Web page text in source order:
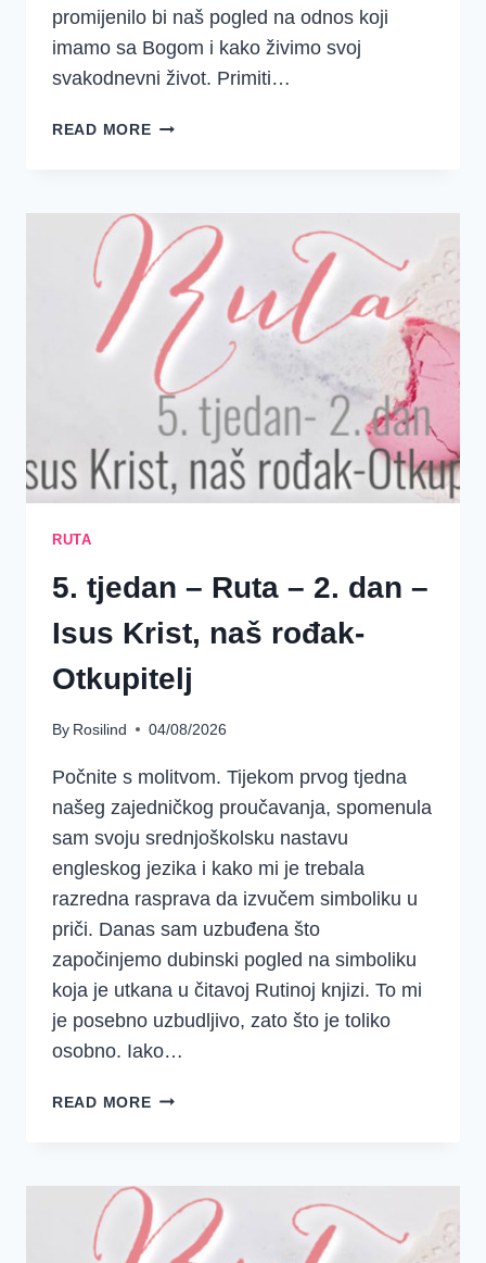
promijenilo bi naš pogled na odnos koji
imamo sa Bogom i kako živimo svoj
svakodnevni život. Primiti…
READ MORERAZUMIJEVANJE
U
KRISTU
RUTA
5. tjedan – Ruta – 2. dan –
Isus Krist, naš rođak-
Otkupitelj
By Rosilind 04/08/2026
Počnite s molitvom. Tijekom prvog tjedna
našeg zajedničkog proučavanja, spomenula
sam svoju srednjoškolsku nastavu
engleskog jezika i kako mi je trebala
razredna rasprava da izvučem simboliku u
priči. Danas sam uzbuđena što
započinjemo dubinski pogled na simboliku
koja je utkana u čitavoj Rutinoj knjizi. To mi
je posebno uzbudljivo, zato što je toliko
osobno. Iako…
READ MORE5.
–
2.
DAN